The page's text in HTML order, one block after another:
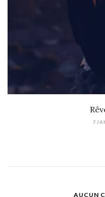
7
AUCUN